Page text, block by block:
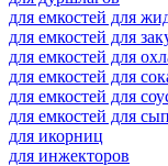
для емкостей для
для емкостей для
для емкостей для
для емкостей для
для емкостей для
для емкостей для
для икорниц
для инжекторов